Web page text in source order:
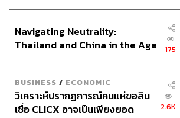
Navigating Neutrality:
Thailand and China in the Age
175
BUSINESS / ECONOMIC
วิเคราะห์ปรากฏการณ์คนแห่ขอสิน
เชื่อ CLICX อาจเป็นเพียงยอด
2.6K